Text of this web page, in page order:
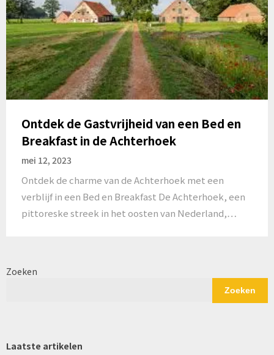
Ontdek de Gastvrijheid van een Bed en
Breakfast in de Achterhoek
mei 12, 2023
Ontdek de charme van de Achterhoek met een
verblijf in een Bed en Breakfast De Achterhoek, een
pittoreske streek in het oosten van Nederland,…
Zoeken
Zoeken
Laatste artikelen